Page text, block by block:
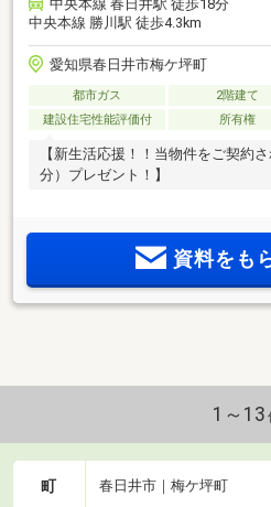
中央本線 春日井駅 徒歩18分
中央本線 勝川駅 徒歩4.3km
愛知県春日井市梅ケ坪町
都市ガス 2階建て
建設住宅性能評価付
所有権
【新生活応援！！当物件をご契約
分）プレゼント！】
資料をも
1～13
町 春日井市｜梅ケ坪町